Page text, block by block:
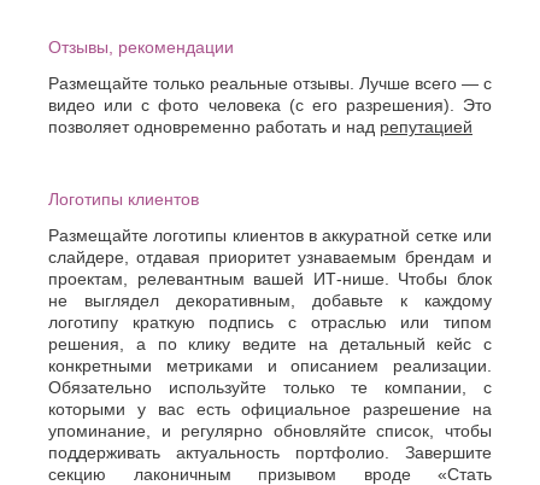
Отзывы, рекомендации
Размещайте только реальные отзывы. Лучше всего — с
видео или с фото человека (с его разрешения). Это
позволяет одновременно работать и над репутацией
Логотипы клиентов
Размещайте логотипы клиентов в аккуратной сетке или
слайдере, отдавая приоритет узнаваемым брендам и
проектам, релевантным вашей ИТ-нише. Чтобы блок
не выглядел декоративным, добавьте к каждому
логотипу краткую подпись с отраслью или типом
решения, а по клику ведите на детальный кейс с
конкретными метриками и описанием реализации.
Обязательно используйте только те компании, с
которыми у вас есть официальное разрешение на
упоминание, и регулярно обновляйте список, чтобы
поддерживать актуальность портфолио. Завершите
секцию лаконичным призывом вроде «Стать